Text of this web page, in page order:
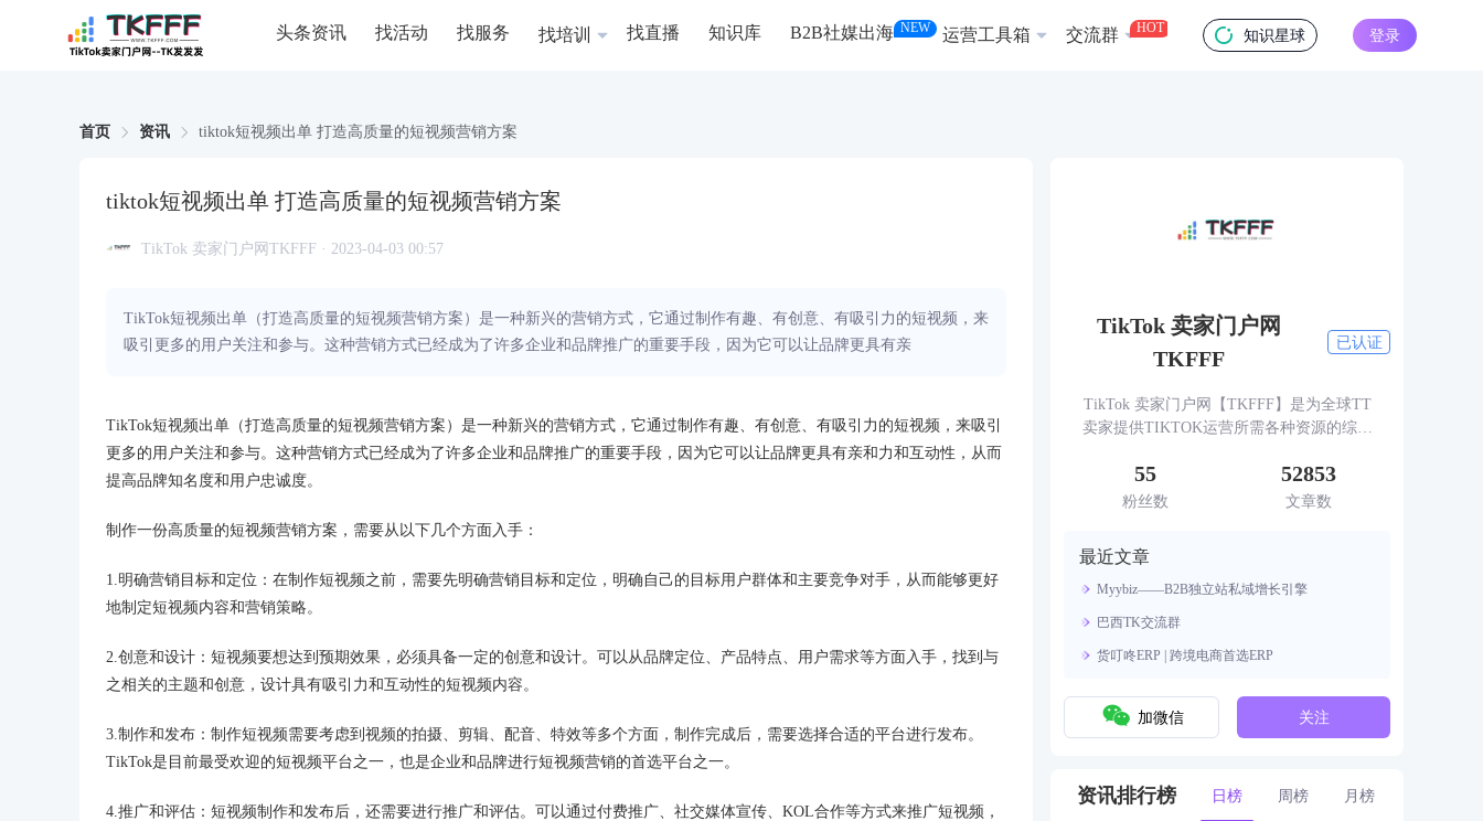
头条资讯 找活动 找服务 找培训 找直播 知识库 B2B社媒出海 NEW 运营工具箱 交流群 HOT 知识星球 登录
首页 资讯 tiktok短视频出单 打造高质量的短视频营销方案
tiktok短视频出单 打造高质量的短视频营销方案
TikTok 卖家门户网TKFFF · 2023-04-03 00:57
TikTok短视频出单（打造高质量的短视频营销方案）是一种新兴的营销方式，它通过制作有趣、有创意、有吸引力的短视频，来
吸引更多的用户关注和参与。这种营销方式已经成为了许多企业和品牌推广的重要手段，因为它可以让品牌更具有亲
TikTok短视频出单（打造高质量的短视频营销方案）是一种新兴的营销方式，它通过制作有趣、有创意、有吸引力的短视频，来吸引
更多的用户关注和参与。这种营销方式已经成为了许多企业和品牌推广的重要手段，因为它可以让品牌更具有亲和力和互动性，从而
提高品牌知名度和用户忠诚度。
制作一份高质量的短视频营销方案，需要从以下几个方面入手：
1.明确营销目标和定位：在制作短视频之前，需要先明确营销目标和定位，明确自己的目标用户群体和主要竞争对手，从而能够更好
地制定短视频内容和营销策略。
2.创意和设计：短视频要想达到预期效果，必须具备一定的创意和设计。可以从品牌定位、产品特点、用户需求等方面入手，找到与
之相关的主题和创意，设计具有吸引力和互动性的短视频内容。
3.制作和发布：制作短视频需要考虑到视频的拍摄、剪辑、配音、特效等多个方面，制作完成后，需要选择合适的平台进行发布。
TikTok是目前最受欢迎的短视频平台之一，也是企业和品牌进行短视频营销的首选平台之一。
4.推广和评估：短视频制作和发布后，还需要进行推广和评估。可以通过付费推广、社交媒体宣传、KOL合作等方式来推广短视频，
TikTok 卖家门户网
TKFFF
已认证
TikTok 卖家门户网【TKFFF】是为全球TT
卖家提供TIKTOK运营所需各种资源的综合
坛、社群、活动、人脉、货盘、教学等必备
55
粉丝数
52853
文章数
最近文章
Myybiz——B2B独立站私域增长引擎
巴西TK交流群
货叮咚ERP | 跨境电商首选ERP
加微信 关注
资讯排行榜 日榜 周榜 月榜